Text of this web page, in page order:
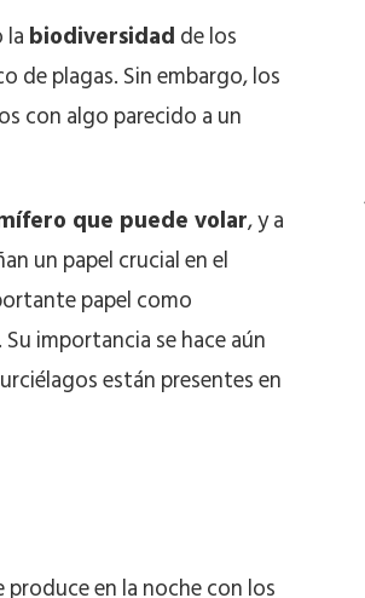
biodiversidadde los
de plagas. Sin embargo, los
con algo parecido a un
que puede volar, y a
un papel crucial en el
papel como
. Su importancia se hace aún
están presentes en
en la noche con los